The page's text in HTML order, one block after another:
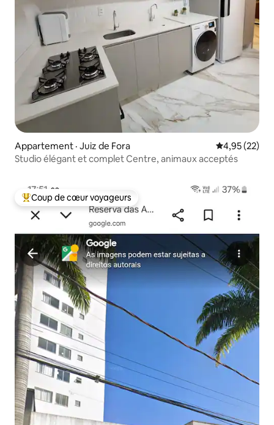
Appartement · Juiz de Fora Note
4,95 (22)
Studio élégant et complet Centre, animaux acceptés
Coup de cœur voyageurs parmi les plus aimés
Coup de cœur voyageurs